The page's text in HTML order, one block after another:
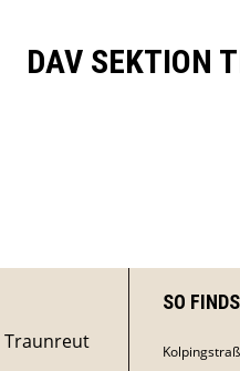
DAV SEKTION
Traunreut
SO